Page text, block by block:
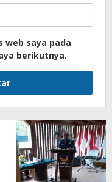
web saya pada
berikutnya.